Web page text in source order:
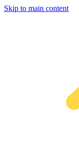
Skip to main content